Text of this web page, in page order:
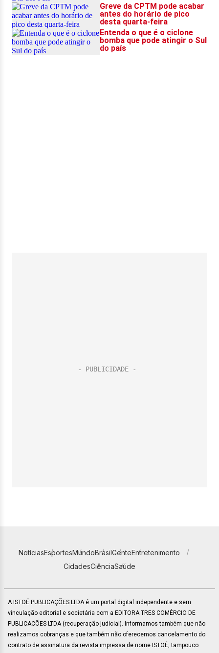
NotíciasEsportesMundoBrasilGenteEntretenimento
CidadesCiênciaSaúde
A ISTOÉ PUBLICAÇÕES LTDA é um portal digital independente e sem
vinculação editorial e societária com a EDITORA TRES COMÉRCIO DE
PUBLICACÕES LTDA (recuperação judicial). Informamos também que não
realizamos cobranças e que também não oferecemos cancelamento do
contrato de assinatura da revista impressa de nome ISTOÉ, tampouco